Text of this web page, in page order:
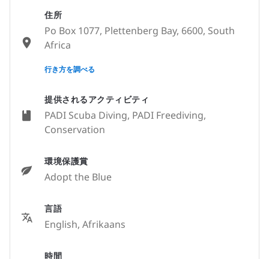
提供されるアクティビティ
PADI Scuba Diving, PADI Freediving,
Conservation
環境保護賞
Adopt the Blue
言語
English, Afrikaans
時間
住所
Po Box 1077, Plettenberg Bay, 6600, South
Africa
None
行き方を調べる